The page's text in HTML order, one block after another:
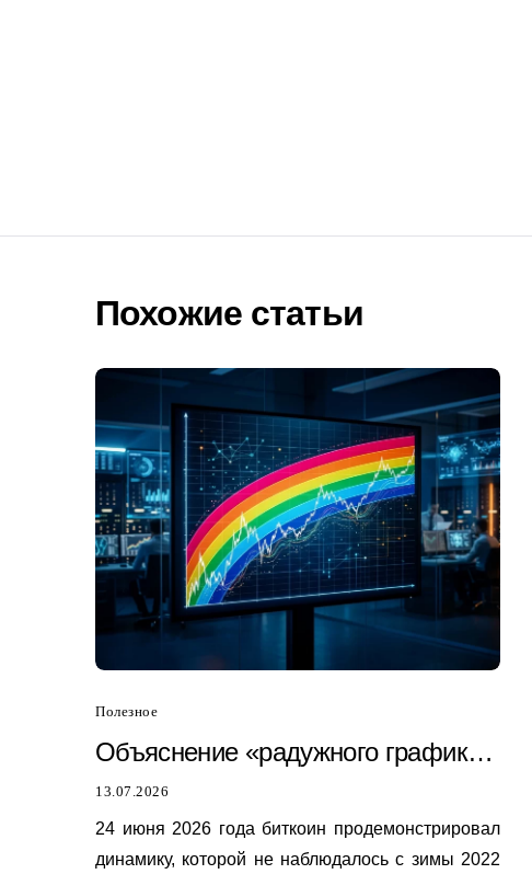
Похожие статьи
Полезное
Объяснение «радужного графика»
биткоина: почему он только что
был пробит в 2026 году
13.07.2026
24 июня 2026 года биткоин продемонстрировал
динамику, которой не наблюдалось с зимы 2022